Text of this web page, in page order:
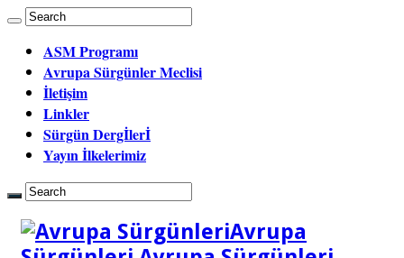
ASM Programı
Avrupa Sürgünler Meclisi
İletişim
Linkler
Sürgün Dergİlerİ
Yayın İlkelerimiz
Avrupa